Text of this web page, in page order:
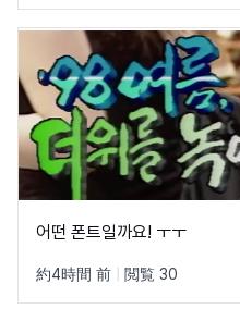
어떤 폰트일까요! ㅜㅜ
約4時間 前 閲覧 30